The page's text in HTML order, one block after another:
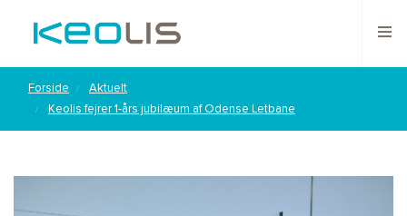
Forside
Aktuelt
Keolis fejrer 1-års jubilæum af Odense Letbane